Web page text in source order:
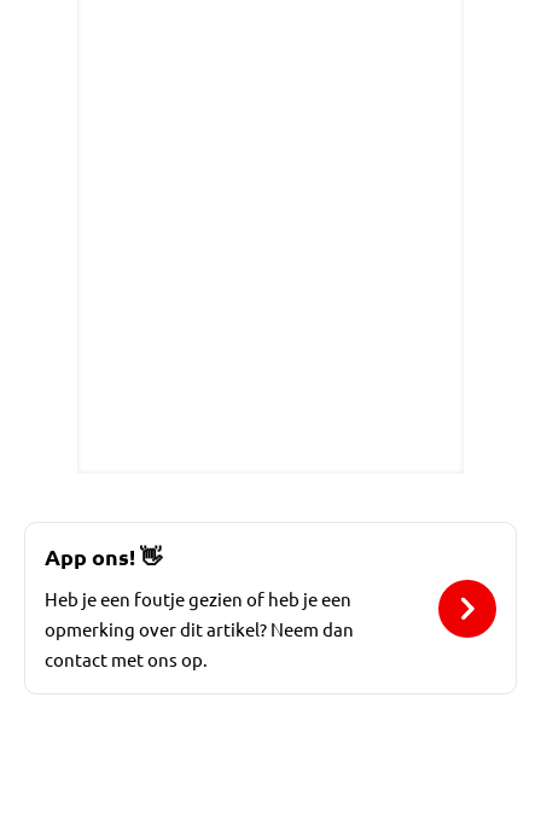
App ons!👋
Heb je een foutje gezien of heb je een
opmerking over dit artikel? Neem dan
contact met ons op.